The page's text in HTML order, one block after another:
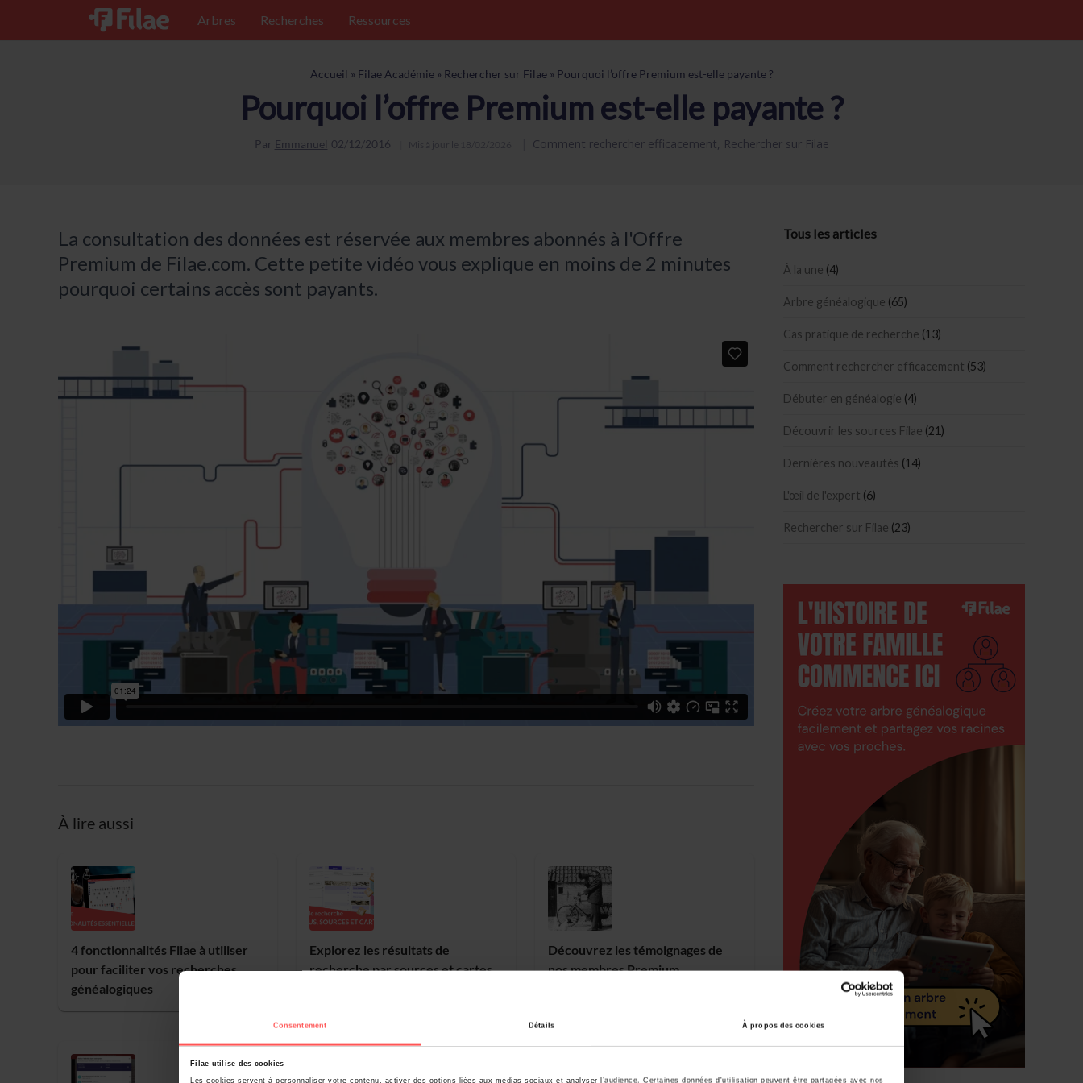
Consentement Détails À propos des cookies
Filae utilise des cookies
Les cookies servent à personnaliser votre contenu, activer des options liées aux médias sociaux et analyser l’audience. Certaines données d'utilisation peuvent être partagées avec nos
Arbres Recherches Ressources
Accueil » Filae Académie» Rechercher sur Filae» Pourquoi l’offre Premium est-elle payante ?
Pourquoi l’offre Premium est-elle payante ?
Par Emmanuel 02/12/2016 Comment rechercher efficacement, Rechercher sur Filae
La consultation des données est réservée aux membres abonnés à l'Offre
Premium de Filae.com. Cette petite vidéo vous explique en moins de 2 minutes
pourquoi certains accès sont payants.
À lire aussi
4 fonctionnalités Filae à utiliser
pour faciliter vos recherches
généalogiques
Explorez les résultats de
recherche par sources et cartes
Découvrez les témoignages de
nos membres Premium
Tous les articles
À la une (4)
Arbre généalogique (65)
Cas pratique de recherche (13)
Comment rechercher efficacement (53)
Débuter en généalogie (4)
Découvrir les sources Filae (21)
Dernières nouveautés (14)
L'œil de l'expert (6)
Rechercher sur Filae (23)